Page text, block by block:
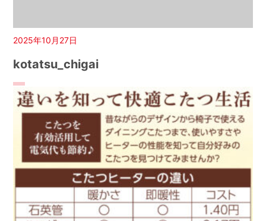
2025年10月27日
kotatsu_chigai